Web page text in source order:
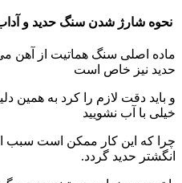
نحوه شارژ شدن سنگ حدید و
ماده اصلی سنگ هماتیت از آهن
حدید نیز خاص است
و باید دقت لازم را کرد به همین
خیلی با آب نشویید
چرا که این کار ممکن است سبب
انگشتر حدید گردد.